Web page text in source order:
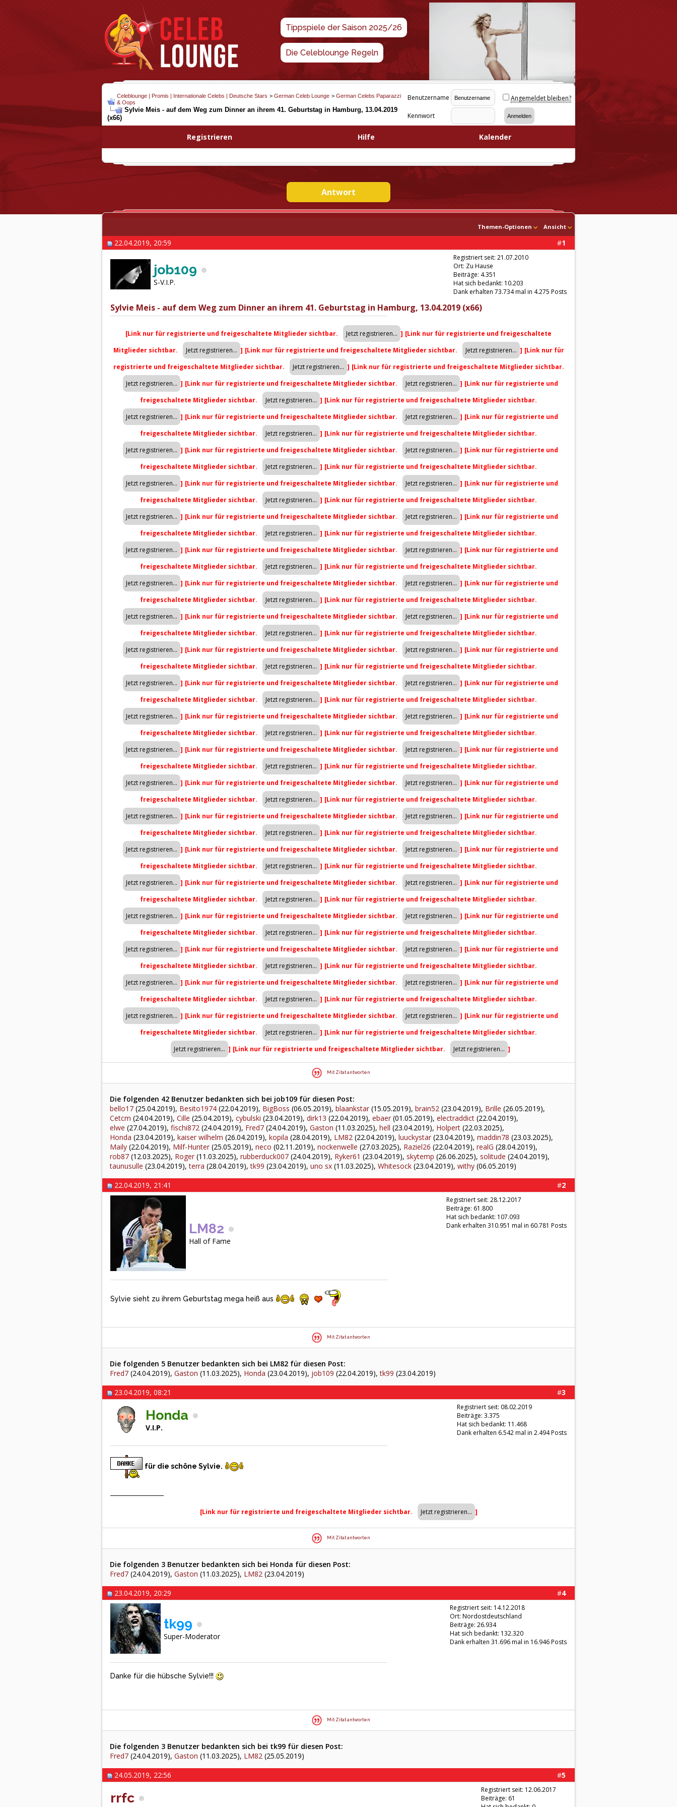
Tippspiele der Saison 2025/26
Die Celeblounge Regeln
Celeblounge | Promis | Internationale Celebs | Deutsche Stars > German Celeb Lounge > German Celebs Paparazzi
& Oops
Sylvie Meis - auf dem Weg zum Dinner an ihrem 41. Geburtstag in Hamburg, 13.04.2019
(x66)
Benutzername Angemeldet bleiben?
Kennwort
Registrieren Hilfe Kalender
Antwort
Themen-Optionen Ansicht
#1
22.04.2019, 20:59
job109
S-V.I.P.
Registriert seit: 21.07.2010
Ort: Zu Hause
Beiträge: 4.351
Hat sich bedankt: 10.203
Dank erhalten 73.734 mal in 4.275 Posts
Sylvie Meis - auf dem Weg zum Dinner an ihrem 41. Geburtstag in Hamburg, 13.04.2019 (x66)
[Link nur für registrierte und freigeschaltete Mitglieder sichtbar. ] [Link nur für registrierte und freigeschaltete
Mitglieder sichtbar.
] [Link nur für registrierte und freigeschaltete Mitglieder sichtbar. ] [Link nur für
registrierte und freigeschaltete Mitglieder sichtbar.
] [Link nur für registrierte und freigeschaltete Mitglieder sichtbar.
] [Link nur für registrierte und freigeschaltete Mitglieder sichtbar. ] [Link nur für registrierte und
freigeschaltete Mitglieder sichtbar.
] [Link nur für registrierte und freigeschaltete Mitglieder sichtbar.
] [Link nur für registrierte und freigeschaltete Mitglieder sichtbar. ] [Link nur für registrierte und
freigeschaltete Mitglieder sichtbar.
] [Link nur für registrierte und freigeschaltete Mitglieder sichtbar.
] [Link nur für registrierte und freigeschaltete Mitglieder sichtbar. ] [Link nur für registrierte und
freigeschaltete Mitglieder sichtbar.
] [Link nur für registrierte und freigeschaltete Mitglieder sichtbar.
] [Link nur für registrierte und freigeschaltete Mitglieder sichtbar. ] [Link nur für registrierte und
freigeschaltete Mitglieder sichtbar.
] [Link nur für registrierte und freigeschaltete Mitglieder sichtbar.
] [Link nur für registrierte und freigeschaltete Mitglieder sichtbar. ] [Link nur für registrierte und
freigeschaltete Mitglieder sichtbar.
] [Link nur für registrierte und freigeschaltete Mitglieder sichtbar.
] [Link nur für registrierte und freigeschaltete Mitglieder sichtbar. ] [Link nur für registrierte und
freigeschaltete Mitglieder sichtbar.
] [Link nur für registrierte und freigeschaltete Mitglieder sichtbar.
] [Link nur für registrierte und freigeschaltete Mitglieder sichtbar. ] [Link nur für registrierte und
freigeschaltete Mitglieder sichtbar.
] [Link nur für registrierte und freigeschaltete Mitglieder sichtbar.
] [Link nur für registrierte und freigeschaltete Mitglieder sichtbar. ] [Link nur für registrierte und
freigeschaltete Mitglieder sichtbar.
] [Link nur für registrierte und freigeschaltete Mitglieder sichtbar.
] [Link nur für registrierte und freigeschaltete Mitglieder sichtbar. ] [Link nur für registrierte und
freigeschaltete Mitglieder sichtbar.
] [Link nur für registrierte und freigeschaltete Mitglieder sichtbar.
] [Link nur für registrierte und freigeschaltete Mitglieder sichtbar. ] [Link nur für registrierte und
freigeschaltete Mitglieder sichtbar.
] [Link nur für registrierte und freigeschaltete Mitglieder sichtbar.
] [Link nur für registrierte und freigeschaltete Mitglieder sichtbar. ] [Link nur für registrierte und
freigeschaltete Mitglieder sichtbar.
] [Link nur für registrierte und freigeschaltete Mitglieder sichtbar.
] [Link nur für registrierte und freigeschaltete Mitglieder sichtbar. ] [Link nur für registrierte und
freigeschaltete Mitglieder sichtbar.
] [Link nur für registrierte und freigeschaltete Mitglieder sichtbar.
] [Link nur für registrierte und freigeschaltete Mitglieder sichtbar. ] [Link nur für registrierte und
freigeschaltete Mitglieder sichtbar.
] [Link nur für registrierte und freigeschaltete Mitglieder sichtbar.
] [Link nur für registrierte und freigeschaltete Mitglieder sichtbar. ] [Link nur für registrierte und
freigeschaltete Mitglieder sichtbar.
] [Link nur für registrierte und freigeschaltete Mitglieder sichtbar.
] [Link nur für registrierte und freigeschaltete Mitglieder sichtbar. ] [Link nur für registrierte und
freigeschaltete Mitglieder sichtbar.
] [Link nur für registrierte und freigeschaltete Mitglieder sichtbar.
] [Link nur für registrierte und freigeschaltete Mitglieder sichtbar. ] [Link nur für registrierte und
freigeschaltete Mitglieder sichtbar.
] [Link nur für registrierte und freigeschaltete Mitglieder sichtbar.
] [Link nur für registrierte und freigeschaltete Mitglieder sichtbar. ] [Link nur für registrierte und
freigeschaltete Mitglieder sichtbar.
] [Link nur für registrierte und freigeschaltete Mitglieder sichtbar.
] [Link nur für registrierte und freigeschaltete Mitglieder sichtbar. ] [Link nur für registrierte und
freigeschaltete Mitglieder sichtbar.
] [Link nur für registrierte und freigeschaltete Mitglieder sichtbar.
] [Link nur für registrierte und freigeschaltete Mitglieder sichtbar. ] [Link nur für registrierte und
freigeschaltete Mitglieder sichtbar.
] [Link nur für registrierte und freigeschaltete Mitglieder sichtbar.
] [Link nur für registrierte und freigeschaltete Mitglieder sichtbar. ] [Link nur für registrierte und
freigeschaltete Mitglieder sichtbar.
] [Link nur für registrierte und freigeschaltete Mitglieder sichtbar.
] [Link nur für registrierte und freigeschaltete Mitglieder sichtbar. ]
Mit Zitat antworten
Die folgenden 42 Benutzer bedankten sich bei job109 für diesen Post:
bello17 (25.04.2019), Besito1974 (22.04.2019), BigBoss (06.05.2019), blaankstar (15.05.2019), brain52 (23.04.2019), Brille (26.05.2019),
Cetcm (24.04.2019), Cille (25.04.2019), cybulski (23.04.2019), dirk13 (22.04.2019), ebaer (01.05.2019), electraddict (22.04.2019),
elwe (27.04.2019), fischi872 (24.04.2019), Fred7 (24.04.2019), Gaston (11.03.2025), hell (23.04.2019), Holpert (22.03.2025),
Honda (23.04.2019), kaiser wilhelm (26.04.2019), kopila (28.04.2019), LM82 (22.04.2019), luuckystar (23.04.2019), maddin78 (23.03.2025),
Maily (22.04.2019), Milf-Hunter (25.05.2019), neco (02.11.2019), nockenwelle (27.03.2025), Raziel26 (22.04.2019), realG (28.04.2019),
rob87 (12.03.2025), Roger (11.03.2025), rubberduck007 (24.04.2019), Ryker61 (23.04.2019), skytemp (26.06.2025), solitude (24.04.2019),
taunusulle (23.04.2019),terra (28.04.2019),tk99 (23.04.2019), uno sx (11.03.2025), Whitesock (23.04.2019), withy (06.05.2019)
#2
22.04.2019, 21:41
LM82
Hall of Fame
Registriert seit: 28.12.2017
Beiträge: 61.800
Hat sich bedankt: 107.093
Dank erhalten 310.951 mal in 60.781 Posts
Sylvie sieht zu ihrem Geburtstag mega heiß aus
Mit Zitat antworten
Die folgenden 5 Benutzer bedankten sich bei LM82 für diesen Post:
Fred7 (24.04.2019), Gaston (11.03.2025), Honda (23.04.2019), job109 (22.04.2019),tk99 (23.04.2019)
#3
23.04.2019, 08:21
Honda
V.I.P.
Registriert seit: 08.02.2019
Beiträge: 3.375
Hat sich bedankt: 11.468
Dank erhalten 6.542 mal in 2.494 Posts
für die schöne Sylvie.
[Link nur für registrierte und freigeschaltete Mitglieder sichtbar. ]
Mit Zitat antworten
Die folgenden 3 Benutzer bedankten sich bei Honda für diesen Post:
Fred7 (24.04.2019), Gaston (11.03.2025), LM82 (23.04.2019)
#4
23.04.2019, 20:29
tk99
Super-Moderator
Registriert seit: 14.12.2018
Ort: Nordostdeutschland
Beiträge: 26.934
Hat sich bedankt: 132.320
Dank erhalten 31.696 mal in 16.946 Posts
Danke für die hübsche Sylvie!!!
Mit Zitat antworten
Die folgenden 3 Benutzer bedankten sich bei tk99 für diesen Post:
Fred7 (24.04.2019), Gaston (11.03.2025), LM82 (25.05.2019)
#5
24.05.2019, 22:56
rrfc
Registriert seit: 12.06.2017
Beiträge: 61